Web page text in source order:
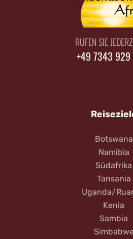
RUFEN SIE
+49 7343
Botswana
Namibia
Südafrika
Tansania
Uganda/
Kenia
Sambia